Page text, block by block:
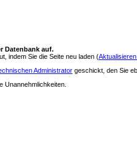
Datenbank auf.
indem Sie die Seite neu laden (
Administrator geschickt, den Sie
Unannehmlichkeiten.